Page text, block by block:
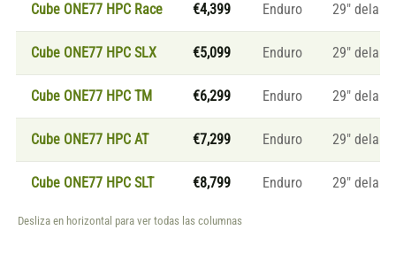
Cube ONE77 HPC Race €4,399 Enduro 29″
Cube ONE77 HPC SLX €5,099 Enduro 29″
Cube ONE77 HPC TM €6,299 Enduro 29″
Cube ONE77 HPC AT €7,299 Enduro 29″
Cube ONE77 HPC SLT €8,799 Enduro 29″
Desliza en horizontal para ver todas las columnas